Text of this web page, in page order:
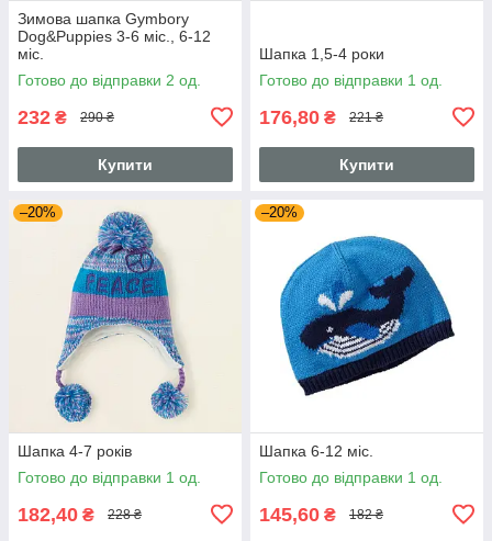
Зимова шапка Gymbory
Dog&Puppies 3-6 міс., 6-12
міс.
Готово до відправки 2 од.
232 ₴ 290 ₴
Купити
Шапка 1,5-4 роки
Готово до відправки 1 од.
176,80 ₴ 221 ₴
Купити
–20%
Шапка 4-7 років
Готово до відправки 1 од.
182,40 ₴ 228 ₴
–20%
Шапка 6-12 міс.
Готово до відправки 1 од.
145,60 ₴ 182 ₴